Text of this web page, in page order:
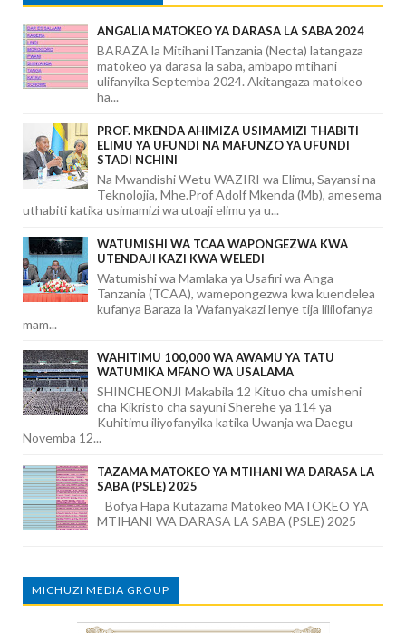
ANGALIA MATOKEO YA DARASA LA SABA 2024
BARAZA la Mitihani lTanzania (Necta) latangaza
matokeo ya darasa la saba, ambapo mtihani
ulifanyika Septemba 2024. Akitangaza matokeo
ha...
PROF. MKENDA AHIMIZA USIMAMIZI THABITI
ELIMU YA UFUNDI NA MAFUNZO YA UFUNDI
STADI NCHINI
Na Mwandishi Wetu WAZIRI wa Elimu, Sayansi na
Teknolojia, Mhe.Prof Adolf Mkenda (Mb), amesema
uthabiti katika usimamizi wa utoaji elimu ya u...
WATUMISHI WA TCAA WAPONGEZWA KWA
UTENDAJI KAZI KWA WELEDI
Watumishi wa Mamlaka ya Usafiri wa Anga
Tanzania (TCAA), wamepongezwa kwa kuendelea
kufanya Baraza la Wafanyakazi lenye tija lililofanya
mam...
WAHITIMU 100,000 WA AWAMU YA TATU
WATUMIKA MFANO WA USALAMA
SHINCHEONJI Makabila 12 Kituo cha umisheni
cha Kikristo cha sayuni Sherehe ya 114 ya
Kuhitimu iliyofanyika katika Uwanja wa Daegu
Novemba 12...
TAZAMA MATOKEO YA MTIHANI WA DARASA LA
SABA (PSLE) 2025
Bofya Hapa Kutazama Matokeo MATOKEO YA
MTIHANI WA DARASA LA SABA (PSLE) 2025
MICHUZI MEDIA GROUP